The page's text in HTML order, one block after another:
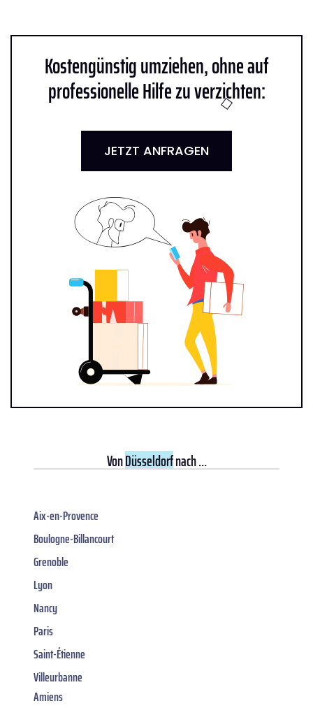
Kostengünstig umziehen, ohne auf
professionelle Hilfe zu verzichten:
JETZT ANFRAGEN
VonDüsseldorfnach ...
Aix-en-Provence
Boulogne-Billancourt
Grenoble
Lyon
Nancy
Paris
Saint-Étienne
Villeurbanne
Amiens